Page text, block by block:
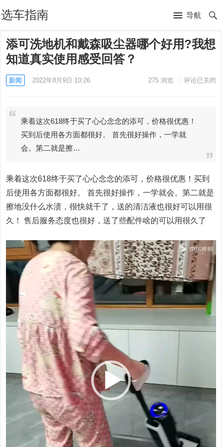
选车指南 导航
添可洗地机和戴森吸尘器哪个好用?我想
知道真实使用感受回答？
新闻 2022年8月9日 10:26 275浏览 评论已关闭
乘着这次618终于买了心心念念的添可，价格很优惠！
买到后使用各方面都很好。 首先很好操作，一学就
会。第二就是擦…
乘着这次618终于买了心心念念的添可，价格很优惠！买到
后使用各方面都很好。 首先很好操作，一学就会。第二就是
擦地没什么水渍，很快就干了，送的清洁液也很好可以用很
久！ 售后服务态度也很好，送了些配件啥的可以用很久了
视
频
播